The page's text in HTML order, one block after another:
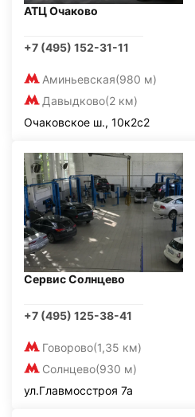
АТЦ Очаково
+7 (495) 152-31-11
Аминьевская(980 м)
Давыдково(2 км)
Очаковское ш., 10к2с2
Сервис Солнцево
+7 (495) 125-38-41
Говорово(1,35 км)
Солнцево(930 м)
ул.Главмосстроя 7а